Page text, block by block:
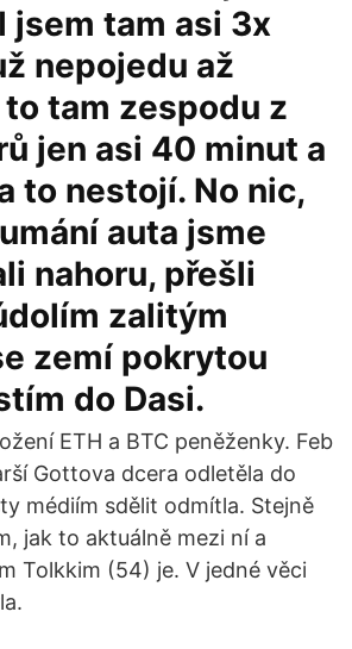
jsem tam asi 3x
nepojedu až
tam zespodu z
jen asi 40 minut a
to nestojí. No nic,
auta jsme
nahoru, přešli
zalitým
zemí pokrytou
do Dasi.
ETH a BTC peněženky. Feb
Gottova dcera odletěla do
médiím sdělit odmítla. Stejně
jak to aktuálně mezi ní a
Tolkkim (54) je. V jedné věci